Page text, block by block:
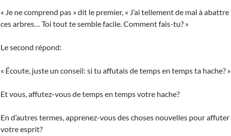
« Je ne comprend pas » dit le premier, « J’ai tellement de mal à abattre
ces arbres… Toi tout te semble facile. Comment fais-tu? »
Le second répond:
« Écoute, juste un conseil: si tu affutais de temps en temps ta hache? »
Et vous, affutez-vous de temps en temps votre hache?
En d’autres termes, apprenez-vous des choses nouvelles pour affuter
votre esprit?